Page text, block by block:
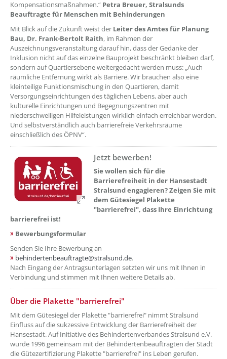
Kompensationsmaßnahmen.“ Petra Breuer, Stralsunds
Beauftragte für Menschen mit Behinderungen
Mit Blick auf die Zukunft weist der Leiter des Amtes für Planung
Bau, Dr. Frank-Bertolt Raith, im Rahmen der
Auszeichnungsveranstaltung darauf hin, dass der Gedanke der
Inklusion nicht auf das einzelne Bauprojekt beschränkt bleiben darf,
sondern auf Quartiersebene weitergedacht werden muss: „Auch
räumliche Entfernung wirkt als Barriere. Wir brauchen also eine
kleinteilige Funktionsmischung in den Quartieren, damit
Versorgungseinrichtungen des täglichen Lebens, aber auch
kulturelle Einrichtungen und Begegnungszentren mit
niederschwelligen Hilfeleistungen wirklich einfach erreichbar werden.
Und selbstverständlich auch barrierefreie Verkehrsräume
einschließlich des ÖPNV“.
??? absaetzeOben[2]/titel ???
Jetzt bewerben!
Sie wollen sich für die
Barrierefreiheit in der Hansestadt
Stralsund engagieren? Zeigen Sie mit
dem Gütesiegel Plakette
"barrierefrei", dass Ihre Einrichtung
barrierefrei ist!
Bewerbungsformular
Senden Sie Ihre Bewerbung an
behindertenbeauftragte@stralsund.de.
Nach Eingang der Antragsunterlagen setzten wir uns mit Ihnen in
Verbindung und stimmen mit Ihnen weitere Details ab.
??? absaetzeOben[3]/titel ???
Über die Plakette "barrierefrei"
Mit dem Gütesiegel der Plakette "barrierefrei" nimmt Stralsund
Einfluss auf die sukzessive Entwicklung der Barrierefreiheit der
Hansestadt. Auf Initiative des Behindertenverbandes Stralsund e.V.
wurde 1996 gemeinsam mit der Behindertenbeauftragten der Stadt
die Gütezertifizierung Plakette "barrierefrei" ins Leben gerufen.